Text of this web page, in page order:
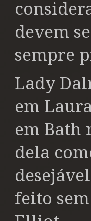
devem
sempre
Lady
em
em Bath
dela
feito